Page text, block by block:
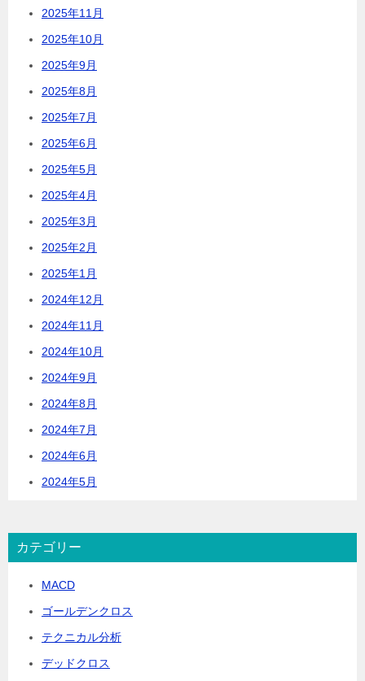
2025年11月
2025年10月
2025年9月
2025年8月
2025年7月
2025年6月
2025年5月
2025年4月
2025年3月
2025年2月
2025年1月
2024年12月
2024年11月
2024年10月
2024年9月
2024年8月
2024年7月
2024年6月
2024年5月
カテゴリー
MACD
ゴールデンクロス
テクニカル分析
デッドクロス